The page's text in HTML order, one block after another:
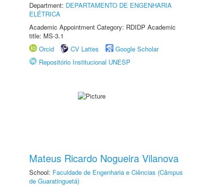
Department: DEPARTAMENTO DE ENGENHARIA
ELÉTRICA
Academic Appointment Category: RDIDP Academic
title: MS-3.1
Orcid
CV Lattes
Google Scholar
Repositório Institucional UNESP
Mateus Ricardo Nogueira Vilanova
School: Faculdade de Engenharia e Ciências (Câmpus
de Guaratinguetá)